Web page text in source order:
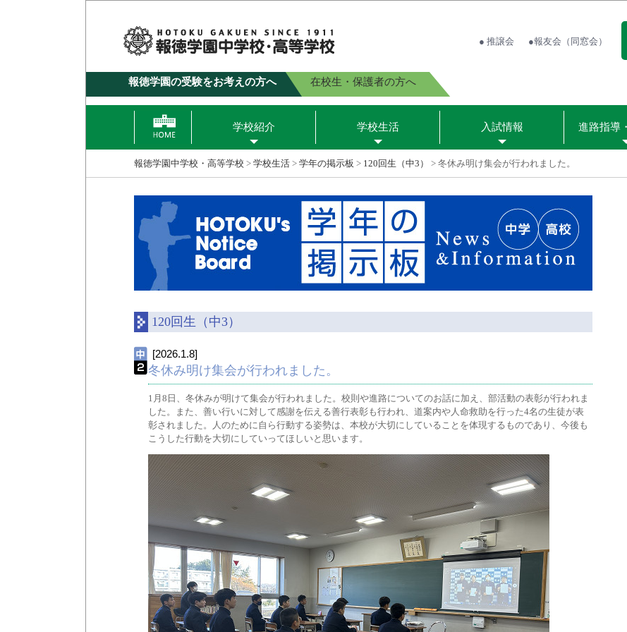
● 推譲会 ●報友会（同窓会）
報徳学園の受験をお考えの方へ 在校生・保護者の方へ
学校紹介 学校生活 入試情報 進路指導
報徳学園中学校・高等学校 > 学校生活 > 学年の掲示板 > 120回生（中3） > 冬休み明け集会が行われました。
120回生（中3）
[2026.1.8]
冬休み明け集会が行われました。
1月8日、冬休みが明けて集会が行われました。校則や進路についてのお話に加え、部活動の表彰が行われま
した。また、善い行いに対して感謝を伝える善行表彰も行われ、道案内や人命救助を行った4名の生徒が表
彰されました。人のために自ら行動する姿勢は、本校が大切にしていることを体現するものであり、今後も
こうした行動を大切にしていってほしいと思います。